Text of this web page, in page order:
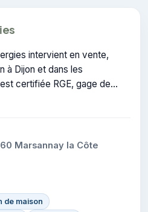
intervient en vente,
à Dijon et dans les
certifiée RGE, gage de
réalisées.
Marsannay la Côte
de maison